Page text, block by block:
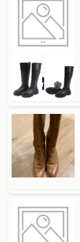
Duurzame deal